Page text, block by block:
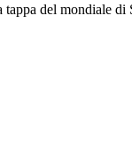
tappa del mondiale